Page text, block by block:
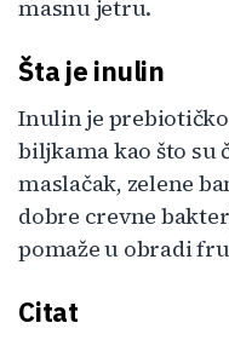
masnu jetru.
Šta je inulin
Inulin je
biljkama kao što su
maslačak, zelene
dobre crevne
pomaže u obradi
Citat